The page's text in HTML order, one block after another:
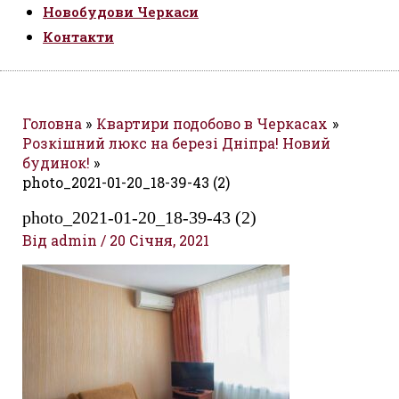
Новобудови Черкаси
Контакти
Головна
Квартири подобово в Черкасах
Розкішний люкс на березі Дніпра! Новий
будинок!
photo_2021-01-20_18-39-43 (2)
photo_2021-01-20_18-39-43 (2)
Від admin / 20 Січня, 2021